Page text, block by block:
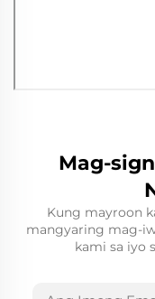
Mag-
Kung mayroon
mangyaring mag-
kami sa iyo